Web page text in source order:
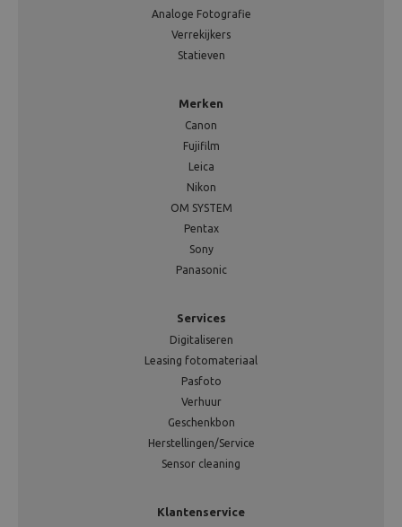
Analoge Fotografie
Verrekijkers
Statieven
Merken
Canon
Fujifilm
Leica
Nikon
OM SYSTEM
Pentax
Sony
Panasonic
Services
Digitaliseren
Leasing fotomateriaal
Pasfoto
Verhuur
Geschenkbon
Herstellingen/Service
Sensor cleaning
Klantenservice